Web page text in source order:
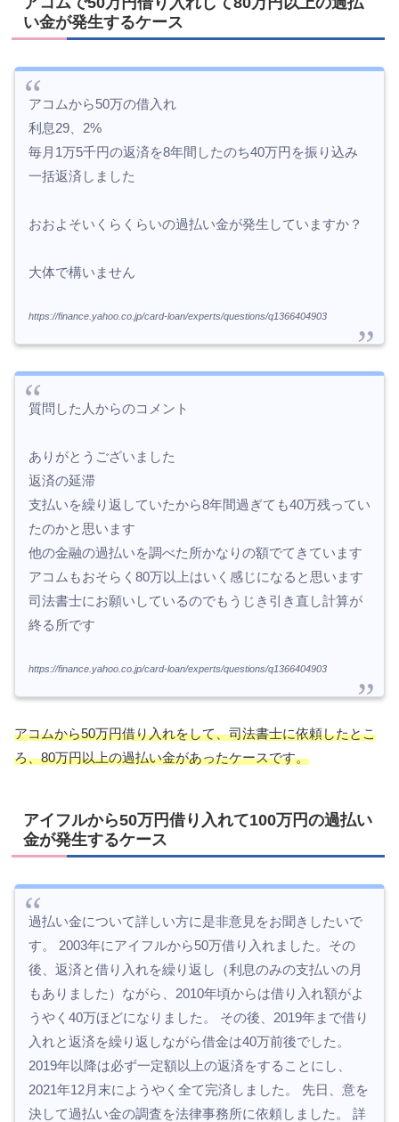
い金が発生するケース
アコムから50万の借入れ
利息29、2%
毎月1万5千円の返済を8年間したのち40万円を振り込み
一括返済しました
おおよそいくらくらいの過払い金が発生していますか？
大体で構いません
https://finance.yahoo.co.jp/card-loan/experts/questions/q1366404903
質問した人からのコメント
ありがとうございました
返済の延滞
支払いを繰り返していたから8年間過ぎても40万残ってい
たのかと思います
他の金融の過払いを調べた所かなりの額でてきています
アコムもおそらく80万以上はいく感じになると思います
司法書士にお願いしているのでもうじき引き直し計算が
終る所です
https://finance.yahoo.co.jp/card-loan/experts/questions/q1366404903
アコムから50万円借り入れをして、司法書士に依頼したとこ
ろ、80万円以上の過払い金があったケースです。
アイフルから50万円借り入れて100万円の過払い
金が発生するケース
過払い金について詳しい方に是非意見をお聞きしたいで
す。 2003年にアイフルから50万借り入れました。その
後、返済と借り入れを繰り返し（利息のみの支払いの月
もありました）ながら、2010年頃からは借り入れ額がよ
うやく40万ほどになりました。 その後、2019年まで借り
入れと返済を繰り返しながら借金は40万前後でした。
2019年以降は必ず一定額以上の返済をすることにし、
2021年12月末にようやく全て完済しました。 先日、意を
決して過払い金の調査を法律事務所に依頼しました。 詳